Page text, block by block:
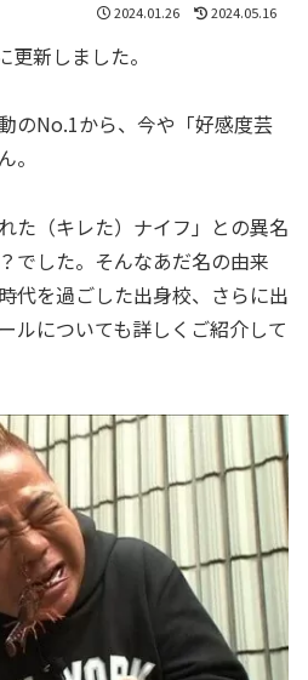
2024.01.26 2024.05.16
新しました。
のNo.1から、今や「好感度芸
。
た（キレた）ナイフ」との異名
でした。そんなあだ名の由来
代を過ごした出身校、さらに出
ルについても詳しくご紹介して